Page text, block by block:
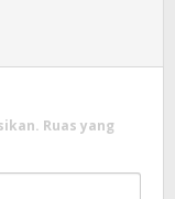
Ruas yang